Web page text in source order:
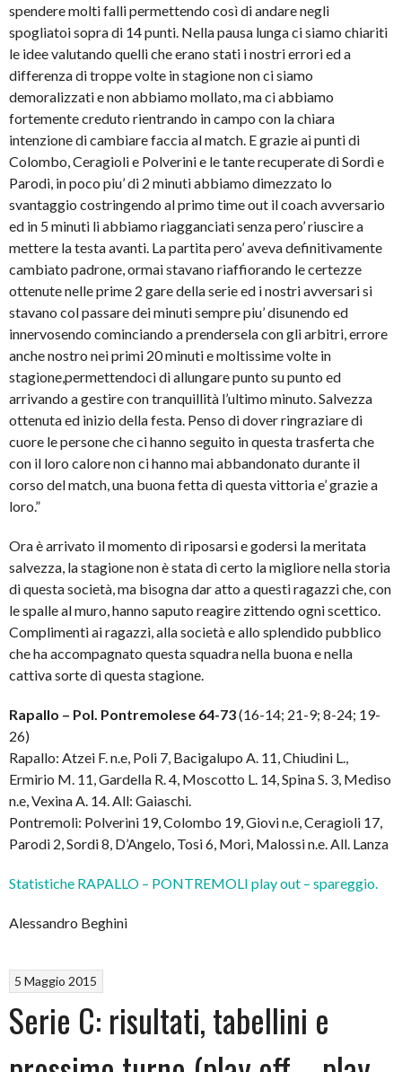
spendere molti falli permettendo così di andare negli
spogliatoi sopra di 14 punti. Nella pausa lunga ci siamo chiariti
le idee valutando quelli che erano stati i nostri errori ed a
differenza di troppe volte in stagione non ci siamo
demoralizzati e non abbiamo mollato, ma ci abbiamo
fortemente creduto rientrando in campo con la chiara
intenzione di cambiare faccia al match. E grazie ai punti di
Colombo, Ceragioli e Polverini e le tante recuperate di Sordi e
Parodi, in poco piu’ di 2 minuti abbiamo dimezzato lo
svantaggio costringendo al primo time out il coach avversario
ed in 5 minuti li abbiamo riagganciati senza pero’ riuscire a
mettere la testa avanti. La partita pero’ aveva definitivamente
cambiato padrone, ormai stavano riaffiorando le certezze
ottenute nelle prime 2 gare della serie ed i nostri avversari si
stavano col passare dei minuti sempre piu’ disunendo ed
innervosendo cominciando a prendersela con gli arbitri, errore
anche nostro nei primi 20 minuti e moltissime volte in
stagione,permettendoci di allungare punto su punto ed
arrivando a gestire con tranquillità l’ultimo minuto. Salvezza
ottenuta ed inizio della festa. Penso di dover ringraziare di
cuore le persone che ci hanno seguito in questa trasferta che
con il loro calore non ci hanno mai abbandonato durante il
corso del match, una buona fetta di questa vittoria e’ grazie a
loro.”
Ora è arrivato il momento di riposarsi e godersi la meritata
salvezza, la stagione non è stata di certo la migliore nella storia
di questa società, ma bisogna dar atto a questi ragazzi che, con
le spalle al muro, hanno saputo reagire zittendo ogni scettico.
Complimenti ai ragazzi, alla società e allo splendido pubblico
che ha accompagnato questa squadra nella buona e nella
cattiva sorte di questa stagione.
Rapallo – Pol. Pontremolese 64-73(16-14; 21-9; 8-24; 19-
26)
Rapallo: Atzei F. n.e, Poli 7, Bacigalupo A. 11, Chiudini L.,
Ermirio M. 11, Gardella R. 4, Moscotto L. 14, Spina S. 3, Mediso
n.e, Vexina A. 14. All: Gaiaschi.
Pontremoli: Polverini 19, Colombo 19, Giovi n.e, Ceragioli 17,
Parodi 2, Sordi 8, D’Angelo, Tosi 6, Mori, Malossi n.e. All. Lanza
Statistiche RAPALLO – PONTREMOLI play out – spareggio.
Alessandro Beghini
5 Maggio 2015
Serie C: risultati, tabellini e